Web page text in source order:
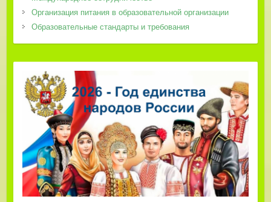
Организация питания в образовательной организации
Образовательные стандарты и требования